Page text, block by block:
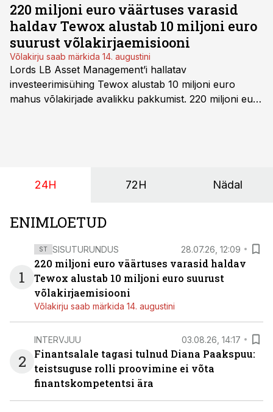
220 miljoni euro väärtuses varasid
haldav Tewox alustab 10 miljoni euro
suurust võlakirjaemisiooni
Võlakirju saab märkida 14. augustini
Lords LB Asset Management’i hallatav
investeerimisühing Tewox alustab 10 miljoni euro
mahus võlakirjade avalikku pakkumist. 220 miljoni euro
24H 72H Nädal
ENIMLOETUD
1
ST SISUTURUNDUS 28.07.26, 12:09
220 miljoni euro väärtuses varasid haldav
Tewox alustab 10 miljoni euro suurust
võlakirjaemisiooni
Võlakirju saab märkida 14. augustini
2
INTERVJUU 03.08.26, 14:17
Finantsalale tagasi tulnud Diana Paakspuu:
teistsuguse rolli proovimine ei võta
finantskompetentsi ära